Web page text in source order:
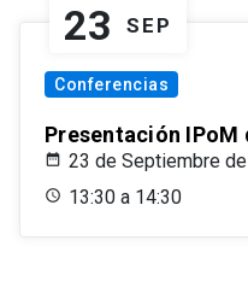
23 SEP
Conferencias
Presentación IPoM
23 de Septiembre
13:30 a 14:30